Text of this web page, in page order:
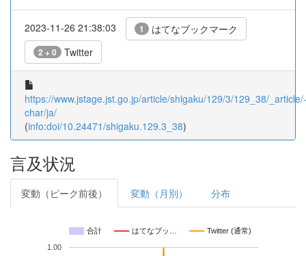
2023-11-26 21:38:03 1 はてなブックマーク
2 + 0 Twitter
https://www.jstage.jst.go.jp/article/shigaku/129/3/129_38/_article/-
char/ja/
(info:doi/10.24471/shigaku.129.3_38)
言及状況
変動（ピーク前後） 変動（月別） 分布
合計 はてなブッ… Twitter (通常)
1.00